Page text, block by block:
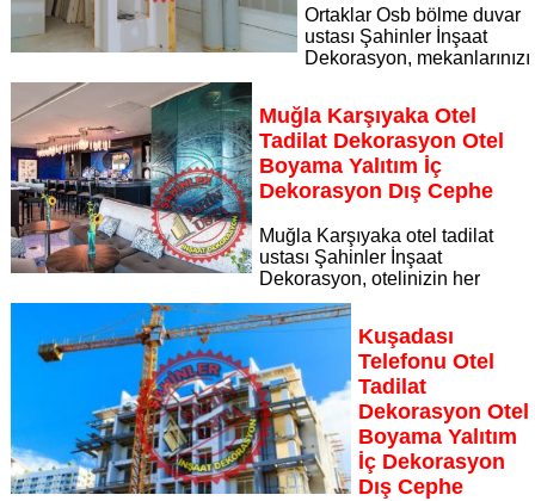
Ortaklar Osb bölme duvar
ustası Şahinler İnşaat
Dekorasyon, mekanlarınızı
daha işlevsel ve modern hale getirmek için uzman çözümler
sunuyor Ortaklar Osb bölme duvar ustası alçıpan bölme duvar
alçıpan ustası
Sayfaya Git
Muğla Karşıyaka Otel
Tadilat Dekorasyon Otel
Boyama Yalıtım İç
Dekorasyon Dış Cephe
Muğla Karşıyaka otel tadilat
ustası Şahinler İnşaat
Dekorasyon, otelinizin her
köşesini yenileyerek misafirlerinize unutulmaz bir konaklama
deneyimi sunuyor
Sayfaya Git
Kuşadası
Telefonu Otel
Tadilat
Dekorasyon Otel
Boyama Yalıtım
İç Dekorasyon
Dış Cephe